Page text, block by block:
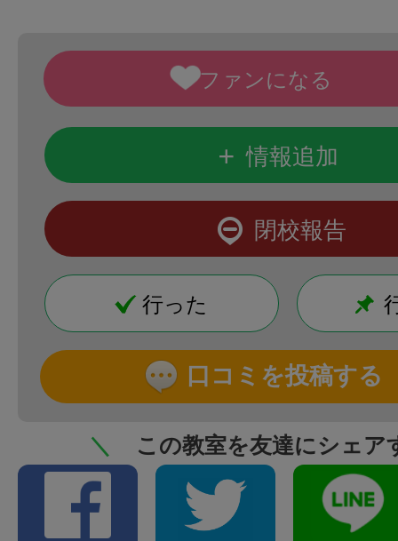
+ 情報追加
閉校報告
行った
口コミを投稿する
＼ この教室を友達にシェア